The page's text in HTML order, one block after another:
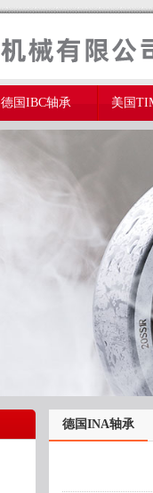
德国IBC轴承 美国
德国INA轴承